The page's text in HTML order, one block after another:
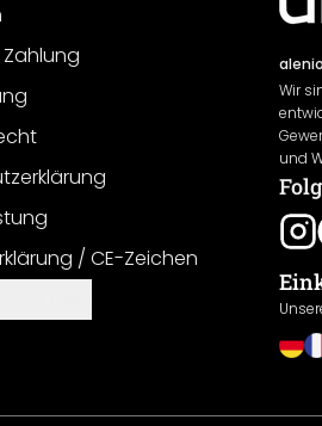
/ CE-Zeichen
Wir
und